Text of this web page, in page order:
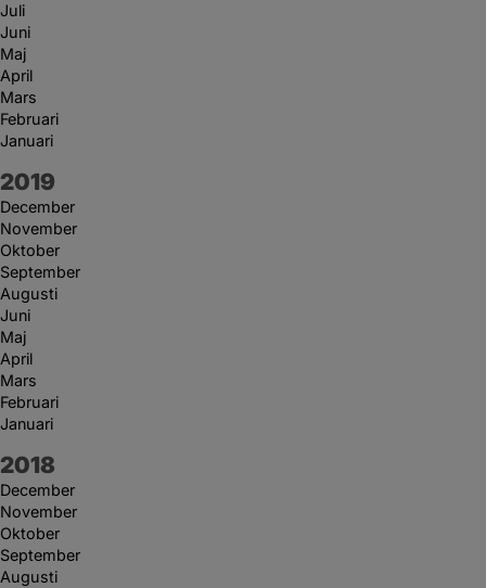
Juli
Juni
Maj
April
Mars
Februari
Januari
År:
2019
December
November
Oktober
September
Augusti
Juni
Maj
April
Mars
Februari
Januari
År:
2018
December
November
Oktober
September
Augusti